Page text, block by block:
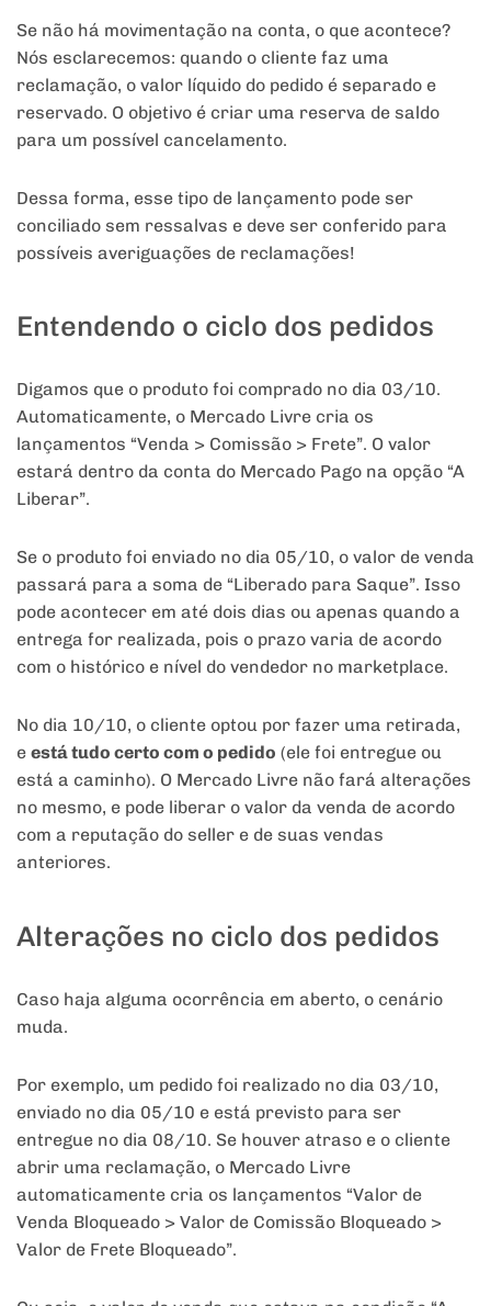
Se não há movimentação na conta, o que acontece?
Nós esclarecemos: quando o cliente faz uma
reclamação, o valor líquido do pedido é separado e
reservado. O objetivo é criar uma reserva de saldo
para um possível cancelamento.
Dessa forma, esse tipo de lançamento pode ser
conciliado sem ressalvas e deve ser conferido para
possíveis averiguações de reclamações!
Entendendo o ciclo dos pedidos
Digamos que o produto foi comprado no dia 03/10.
Automaticamente, o Mercado Livre cria os
lançamentos “Venda > Comissão > Frete”. O valor
estará dentro da conta do Mercado Pago na opção “A
Liberar”.
Se o produto foi enviado no dia 05/10, o valor de venda
passará para a soma de “Liberado para Saque”. Isso
pode acontecer em até dois dias ou apenas quando a
entrega for realizada, pois o prazo varia de acordo
com o histórico e nível do vendedor no marketplace.
No dia 10/10, o cliente optou por fazer uma retirada,
e está tudo certo com o pedido (ele foi entregue ou
está a caminho). O Mercado Livre não fará alterações
no mesmo, e pode liberar o valor da venda de acordo
com a reputação do seller e de suas vendas
anteriores.
Alterações no ciclo dos pedidos
Caso haja alguma ocorrência em aberto, o cenário
muda.
Por exemplo, um pedido foi realizado no dia 03/10,
enviado no dia 05/10 e está previsto para ser
entregue no dia 08/10. Se houver atraso e o cliente
abrir uma reclamação, o Mercado Livre
automaticamente cria os lançamentos “Valor de
Venda Bloqueado > Valor de Comissão Bloqueado >
Valor de Frete Bloqueado”.